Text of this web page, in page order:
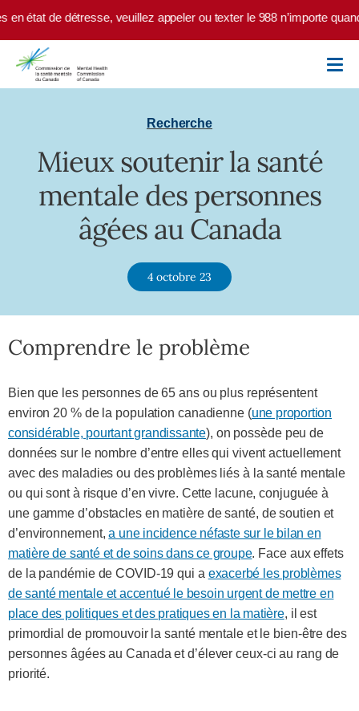
Skip to main content
état de détresse, veuillez appeler ou texter le 988 n’importe
Recherche
Mieux soutenir la santé
mentale des personnes
âgées au Canada
4 octobre 23
Comprendre le problème
Bien que les personnes de 65 ans ou plus représentent
environ 20 % de la population canadienne (une proportion
considérable, pourtant grandissante), on possède peu de
données sur le nombre d’entre elles qui vivent actuellement
avec des maladies ou des problèmes liés à la santé mentale
ou qui sont à risque d’en vivre. Cette lacune, conjuguée à
une gamme d’obstacles en matière de santé, de soutien et
d’environnement,a une incidence néfaste sur le bilan en
matière de santé et de soins dans ce groupe. Face aux effets
de la pandémie de COVID-19 qui a exacerbé les problèmes
de santé mentale et accentué le besoin urgent de mettre en
place des politiques et des pratiques en la matière, il est
primordial de promouvoir la santé mentale et le bien-être des
personnes âgées au Canada et d’élever ceux-ci au rang de
priorité.